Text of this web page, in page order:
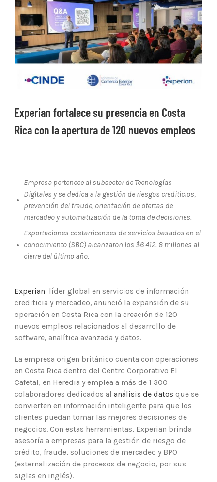
Ver
imagen
más
grande
Experian fortalece su presencia en Costa
Rica con la apertura de 120 nuevos empleos
•
Empresa pertenece al subsector de Tecnologías
Digitales y se dedica a la gestión de riesgos crediticios,
prevención del fraude, orientación de ofertas de
mercadeo y automatización de la toma de decisiones.
•
Exportaciones costarricenses de servicios basados en el
conocimiento (SBC) alcanzaron los $6 412. 8 millones al
cierre del último año.
Experian, líder global en servicios de información
crediticia y mercadeo, anunció la expansión de su
operación en Costa Rica con la creación de 120
nuevos empleos relacionados al desarrollo de
software, analítica avanzada y datos.
La empresa origen británico cuenta con operaciones
en Costa Rica dentro del Centro Corporativo El
Cafetal, en Heredia y emplea a más de 1 300
colaboradores dedicados al análisis de datos que se
convierten en información inteligente para que los
clientes puedan tomar las mejores decisiones de
negocios. Con estas herramientas, Experian brinda
asesoría a empresas para la gestión de riesgo de
crédito, fraude, soluciones de mercadeo y BPO
(externalización de procesos de negocio, por sus
siglas en inglés).